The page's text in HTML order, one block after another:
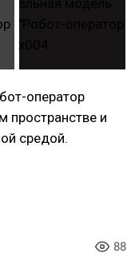
оператор
пространстве и
средой.
88